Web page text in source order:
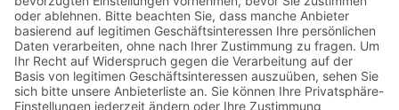
Lager- & Logistiknews
Exklusive Rabatte
Neuheiten